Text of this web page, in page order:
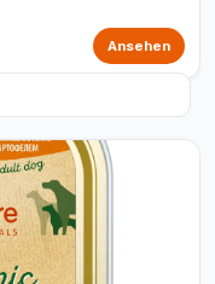
Ansehen